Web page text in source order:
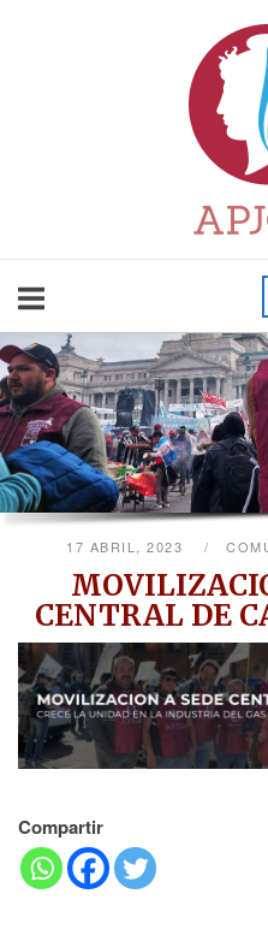
17 ABRIL, 2023
CENTRAL DE
Compartir